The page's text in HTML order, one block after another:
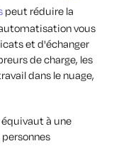
peut réduire la
vous
et d'échanger
de charge, les
dans le nuage,
à une